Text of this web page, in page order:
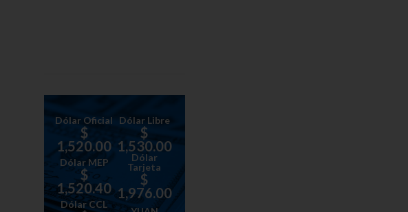
Dólar Oficial
$
1,520.00
Dólar Libre
$
1,530.00
Dólar MEP
$
1,520.40
Dólar
Tarjeta
$
1,976.00
Dólar CCL